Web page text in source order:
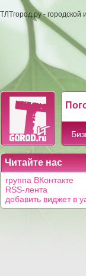
ТЛТгород.ру -
Читайте нас
группа ВКонтакте
RSS-лента
добавить виджет в